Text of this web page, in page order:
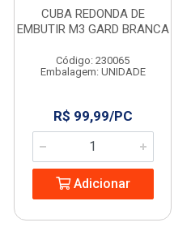
CUBA REDONDA DE
EMBUTIR M3 GARD BRANCA
Código: 230065
Embalagem: UNIDADE
R$ 99,99/PC
Adicionar